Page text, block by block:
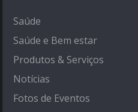
Saúde
Saúde e Bem estar
Produtos & Serviços
Notícias
Fotos de Eventos